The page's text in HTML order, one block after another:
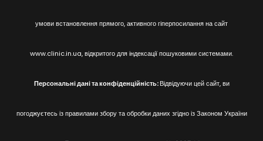
умови встановлення прямого, активного гіперпосилання на сайт
www.clinic.in.ua, відкритого для індексації пошуковими системами.
Персональні дані та конфіденційність:Відвідуючи цей сайт, ви
погоджуєтесь із правилами збору та обробки даних згідно із Законом України